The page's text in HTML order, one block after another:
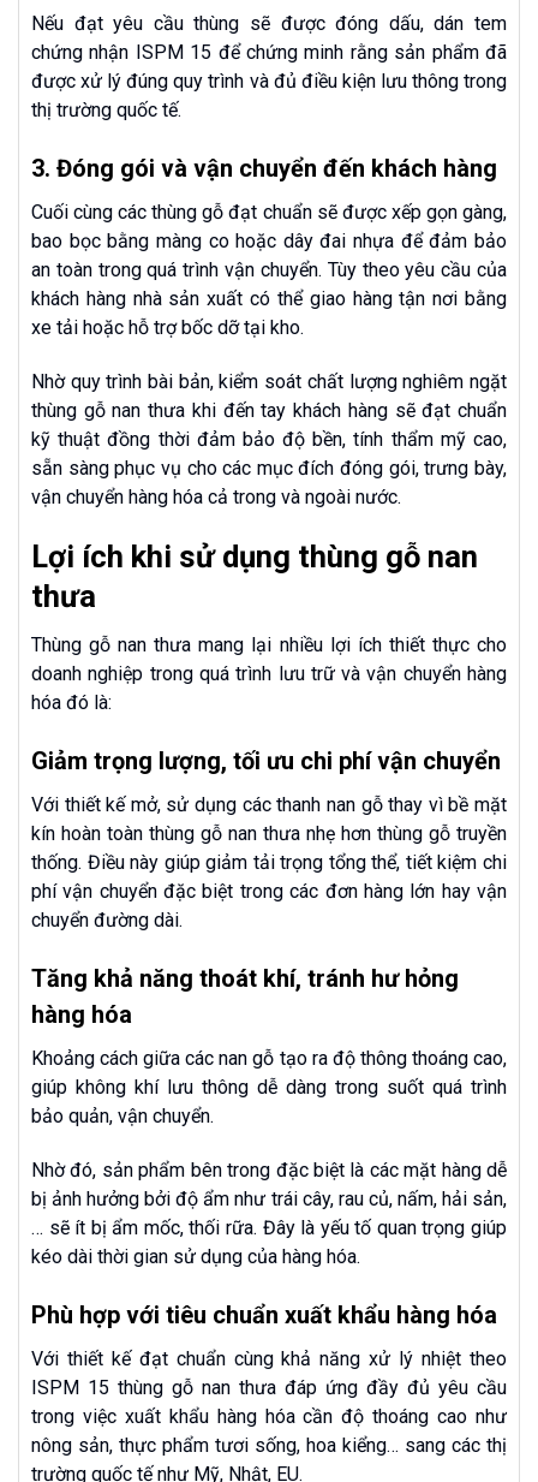
Nếu đạt yêu cầu thùng sẽ được đóng dấu, dán tem
chứng nhận ISPM 15 để chứng minh rằng sản phẩm đã
được xử lý đúng quy trình và đủ điều kiện lưu thông trong
thị trường quốc tế.
3. Đóng gói và vận chuyển đến khách hàng
Cuối cùng các thùng gỗ đạt chuẩn sẽ được xếp gọn gàng,
bao bọc bằng màng co hoặc dây đai nhựa để đảm bảo
an toàn trong quá trình vận chuyển. Tùy theo yêu cầu của
khách hàng nhà sản xuất có thể giao hàng tận nơi bằng
xe tải hoặc hỗ trợ bốc dỡ tại kho.
Nhờ quy trình bài bản, kiểm soát chất lượng nghiêm ngặt
thùng gỗ nan thưa khi đến tay khách hàng sẽ đạt chuẩn
kỹ thuật đồng thời đảm bảo độ bền, tính thẩm mỹ cao,
sẵn sàng phục vụ cho các mục đích đóng gói, trưng bày,
vận chuyển hàng hóa cả trong và ngoài nước.
Lợi ích khi sử dụng thùng gỗ nan
thưa
Thùng gỗ nan thưa mang lại nhiều lợi ích thiết thực cho
doanh nghiệp trong quá trình lưu trữ và vận chuyển hàng
hóa đó là:
Giảm trọng lượng, tối ưu chi phí vận chuyển
Với thiết kế mở, sử dụng các thanh nan gỗ thay vì bề mặt
kín hoàn toàn thùng gỗ nan thưa nhẹ hơn thùng gỗ truyền
thống. Điều này giúp giảm tải trọng tổng thể, tiết kiệm chi
phí vận chuyển đặc biệt trong các đơn hàng lớn hay vận
chuyển đường dài.
Tăng khả năng thoát khí, tránh hư hỏng
hàng hóa
Khoảng cách giữa các nan gỗ tạo ra độ thông thoáng cao,
giúp không khí lưu thông dễ dàng trong suốt quá trình
bảo quản, vận chuyển.
Nhờ đó, sản phẩm bên trong đặc biệt là các mặt hàng dễ
bị ảnh hưởng bởi độ ẩm như trái cây, rau củ, nấm, hải sản,
… sẽ ít bị ẩm mốc, thối rữa. Đây là yếu tố quan trọng giúp
kéo dài thời gian sử dụng của hàng hóa.
Phù hợp với tiêu chuẩn xuất khẩu hàng hóa
Với thiết kế đạt chuẩn cùng khả năng xử lý nhiệt theo
ISPM 15 thùng gỗ nan thưa đáp ứng đầy đủ yêu cầu
trong việc xuất khẩu hàng hóa cần độ thoáng cao như
nông sản, thực phẩm tươi sống, hoa kiểng… sang các thị
trường quốc tế như Mỹ, Nhật, EU.